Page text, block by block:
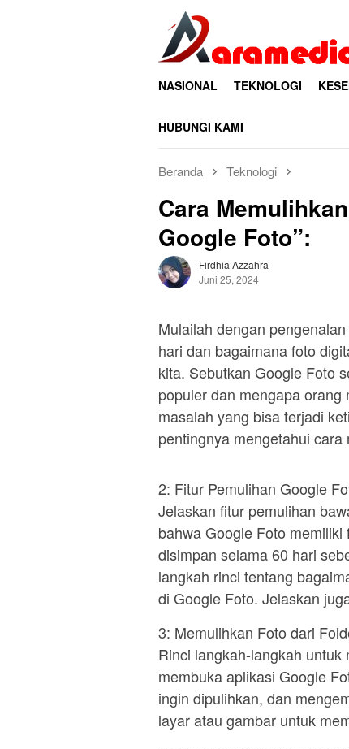
NASIONAL TEKNOLOGI
HUBUNGI KAMI
Beranda Teknologi
Cara
Google Foto”:
Firdhia Azzahra
Juni 25, 2024
Mulailah dengan
hari dan bagaimana foto
kita. Sebutkan Google Foto
populer dan mengapa
masalah yang bisa terjadi
pentingnya mengetahui
2: Fitur Pemulihan Google
Jelaskan fitur pemulihan
bahwa Google Foto memiliki
disimpan selama 60 hari
langkah rinci tentang
di Google Foto. Jelaskan
3: Memulihkan Foto dari
Rinci langkah-langkah untuk
membuka aplikasi Google
ingin dipulihkan, dan
layar atau gambar untuk